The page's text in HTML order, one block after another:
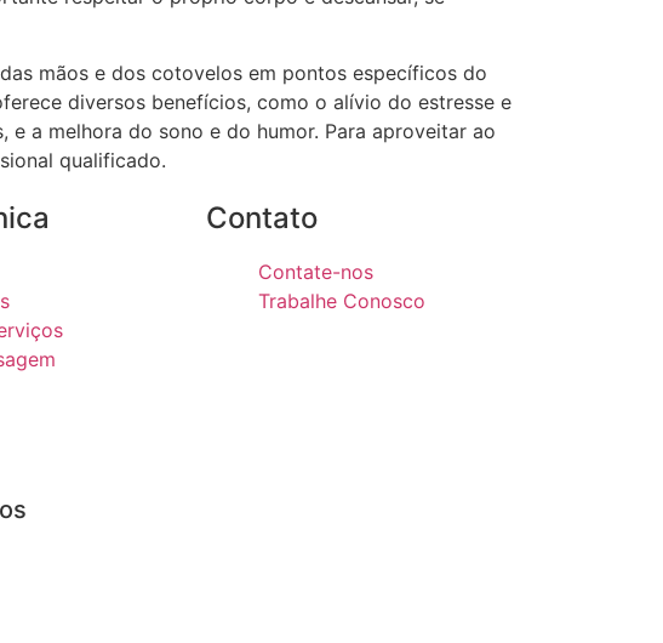
mãos e dos cotovelos em pontos específicos do
diversos benefícios, como o alívio do estresse e
a melhora do sono e do humor. Para aproveitar ao
qualificado.
Contato
Contate-nos
Trabalhe Conosco